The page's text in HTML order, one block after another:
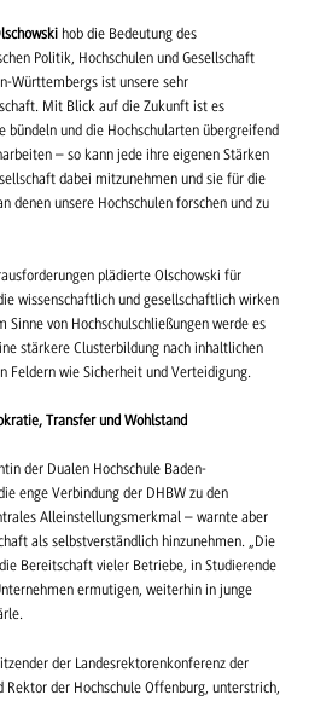
hob die Bedeutung des
Politik, Hochschulen und Gesellschaft
Württembergs ist unsere sehr
Mit Blick auf die Zukunft ist es
bündeln und die Hochschularten übergreifend
– so kann jede ihre eigenen Stärken
dabei mitzunehmen und sie für die
denen unsere Hochschulen forschen und zu
plädierte Olschowski für
wissenschaftlich und gesellschaftlich wirken
Sinne von Hochschulschließungen werde es
stärkere Clusterbildung nach inhaltlichen
Feldern wie Sicherheit und Verteidigung.
Transfer und Wohlstand
der Dualen Hochschule Baden-
enge Verbindung der DHBW zu den
Alleinstellungsmerkmal – warnte aber
als selbstverständlich hinzunehmen. „Die
Bereitschaft vieler Betriebe, in Studierende
ermutigen, weiterhin in junge
der Landesrektorenkonferenz der
der Hochschule Offenburg, unterstrich,